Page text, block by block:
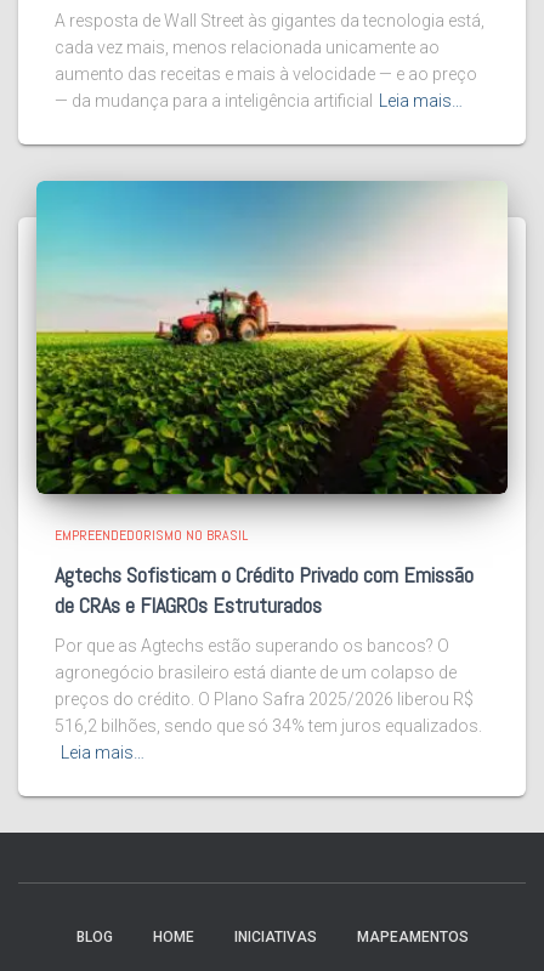
A resposta de Wall Street às gigantes da tecnologia está,
cada vez mais, menos relacionada unicamente ao
aumento das receitas e mais à velocidade — e ao preço
— da mudança para a inteligência artificial Leia mais…
EMPREENDEDORISMO NO BRASIL
Agtechs Sofisticam o Crédito Privado com Emissão
de CRAs e FIAGROs Estruturados
Por que as Agtechs estão superando os bancos? O
agronegócio brasileiro está diante de um colapso de
preços do crédito. O Plano Safra 2025/2026 liberou R$
516,2 bilhões, sendo que só 34% tem juros equalizados.
Leia mais…
BLOG HOME INICIATIVAS MAPEAMENTOS